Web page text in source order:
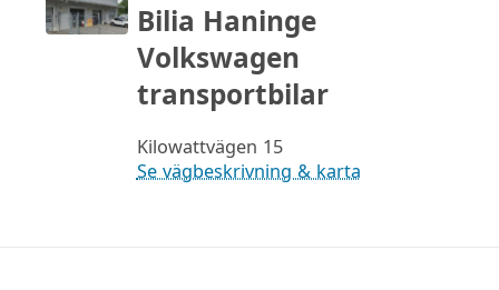
Bilia Haninge
Volkswagen
transportbilar
Kilowattvägen 15
Se vägbeskrivning & karta